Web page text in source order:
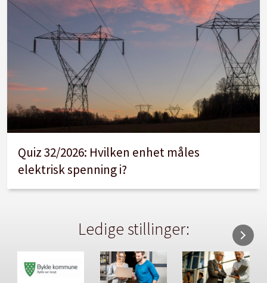
Quiz 32/2026: Hvilken enhet måles
elektrisk spenning i?
Ledige stillinger: